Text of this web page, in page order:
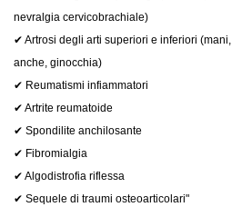
nevralgia cervicobrachiale)
✔ Artrosi degli arti superiori e inferiori (mani,
anche, ginocchia)
✔ Reumatismi infiammatori
✔ Artrite reumatoide
✔ Spondilite anchilosante
✔ Fibromialgia
✔ Algodistrofia riflessa
✔ Sequele di traumi osteoarticolari"